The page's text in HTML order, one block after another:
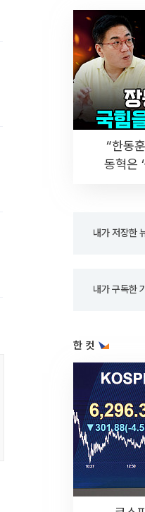
“한동
동혁은
내가 저장한
내가 구독한
한 컷